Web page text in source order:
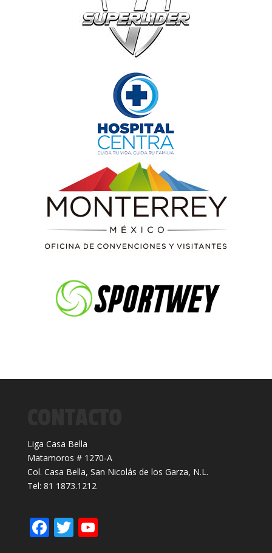
Liga Casa Bella
Matamoros # 1270-A
Col. Casa Bella, San Nicolás de los Garza, N.L.
Tel: 81 1873.1212
F T Y